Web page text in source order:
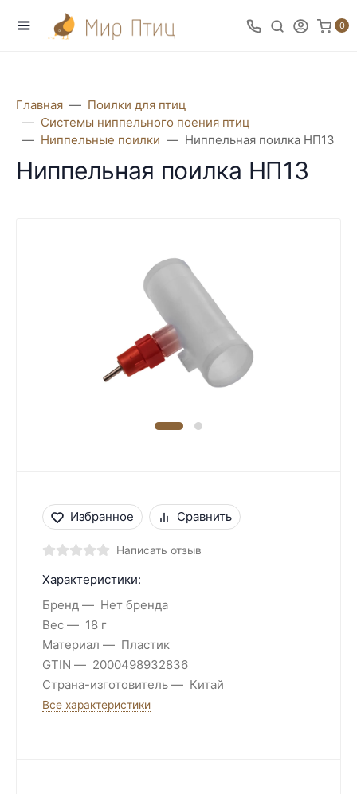
0
Главная
Поилки для птиц
Системы ниппельного поения птиц
Ниппельные поилки
Ниппельная поилка НП13
Ниппельная поилка НП13
Избранное Сравнить
Написать отзыв
Характеристики:
Бренд
Нет бренда
Вес
18 г
Материал
Пластик
GTIN
2000498932836
Страна-изготовитель
Китай
Все характеристики